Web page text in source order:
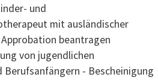
und
mit ausländischer
beantragen
von jugendlichen
Berufsanfängern - Bescheinigung